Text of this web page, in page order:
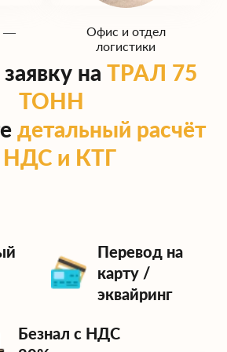
в оговорённое время,
погрузку, крепление и
на объект.
тонн под ваш проект?
на сайте или позвоните —
предложение и
варианты маршрута и
—
Офис и отдел
логистики
на ТРАЛ 75
ТОНН
детальный расчёт
НДС и КТГ
Перевод на
карту /
эквайринг
Безнал с НДС